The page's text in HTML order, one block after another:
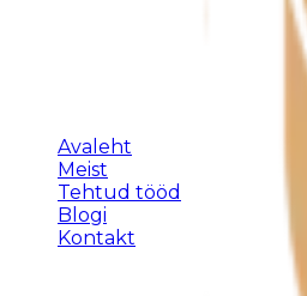
Täispuidust
Avaleht
Meist
Tehtud tööd
Blogi
Kontakt